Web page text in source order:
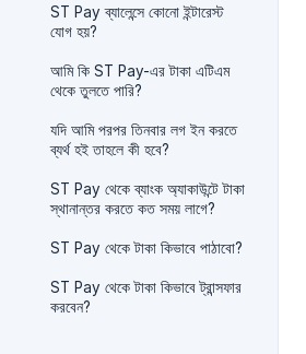
ST Pay ব্যালেন্সে কোনো ইন্টারেস্ট
যোগ হয়?
আমি কি ST Pay-এর টাকা এটিএম
থেকে তুলতে পারি?
যদি আমি পরপর তিনবার লগ ইন করতে
ব্যর্থ হই তাহলে কী হবে?
ST Pay থেকে ব্যাংক অ্যাকাউন্টে টাকা
স্থানান্তর করতে কত সময় লাগে?
ST Pay থেকে টাকা কিভাবে পাঠাবো?
ST Pay থেকে টাকা কিভাবে ট্রান্সফার
করবেন?